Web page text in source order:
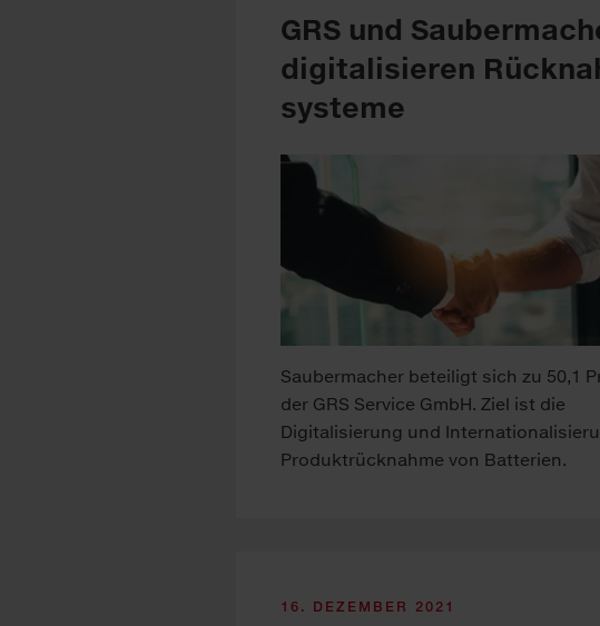
GRS und
digitalisieren
systeme
Saubermacher beteiligt sich zu 50,1
der GRS Service GmbH. Ziel ist die
Digitalisierung und
Produktrücknahme von Batterien.
16. DEZEMBER 2021